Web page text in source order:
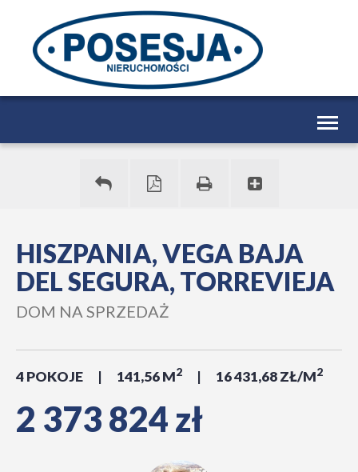
HISZPANIA, VEGA BAJA
DEL SEGURA, TORREVIEJA
DOM NA SPRZEDAŻ
4 POKOJE 141,56 M2 16 431,68 ZŁ/M2
2 373 824 zł